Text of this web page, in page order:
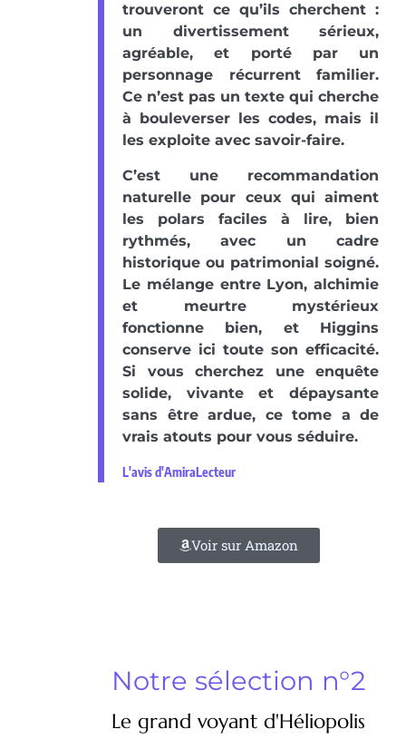
trouveront ce qu’ils cherchent :
un divertissement sérieux,
agréable, et porté par un
personnage récurrent familier.
Ce n’est pas un texte qui cherche
à bouleverser les codes, mais il
les exploite avec savoir-faire.
C’est une recommandation
naturelle pour ceux qui aiment
les polars faciles à lire, bien
rythmés, avec un cadre
historique ou patrimonial soigné.
Le mélange entre Lyon, alchimie
et meurtre mystérieux
fonctionne bien, et Higgins
conserve ici toute son efficacité.
Si vous cherchez une enquête
solide, vivante et dépaysante
sans être ardue, ce tome a de
vrais atouts pour vous séduire.
L'avis d'AmiraLecteur
Voir sur Amazon
Notre sélection n°2
Le grand voyant d'Héliopolis